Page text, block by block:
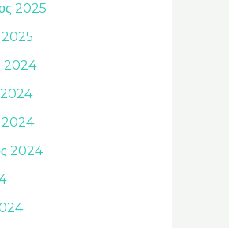
2025
2025
2024
2024
2024
2024